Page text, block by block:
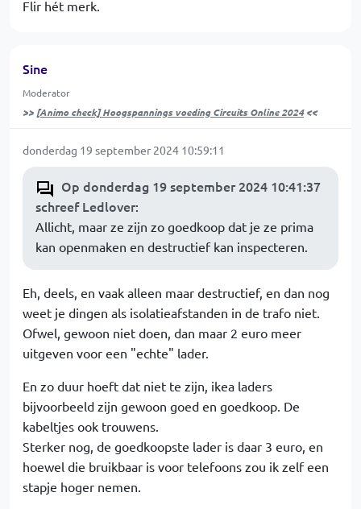
Flir hét merk.
Sine
Moderator
>> [Animo check] Hoogspannings voeding Circuits Online 2024<<
donderdag 19 september 2024 10:59:11
Op donderdag 19 september 2024 10:41:37
schreef Ledlover:
Allicht, maar ze zijn zo goedkoop dat je ze prima
kan openmaken en destructief kan inspecteren.
Eh, deels, en vaak alleen maar destructief, en dan nog
weet je dingen als isolatieafstanden in de trafo niet.
Ofwel, gewoon niet doen, dan maar 2 euro meer
uitgeven voor een "echte" lader.
En zo duur hoeft dat niet te zijn, ikea laders
bijvoorbeeld zijn gewoon goed en goedkoop. De
kabeltjes ook trouwens.
Sterker nog, de goedkoopste lader is daar 3 euro, en
hoewel die bruikbaar is voor telefoons zou ik zelf een
stapje hoger nemen.